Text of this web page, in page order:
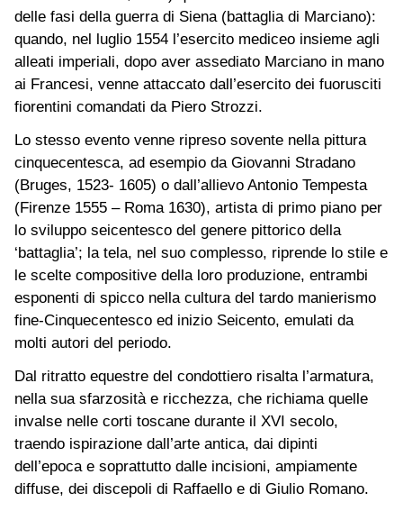
delle fasi della guerra di Siena (battaglia di Marciano):
quando, nel luglio 1554 l’esercito mediceo insieme agli
alleati imperiali, dopo aver assediato Marciano in mano
ai Francesi, venne attaccato dall’esercito dei fuorusciti
fiorentini comandati da Piero Strozzi.
Lo stesso evento venne ripreso sovente nella pittura
cinquecentesca, ad esempio da Giovanni Stradano
(Bruges, 1523- 1605) o dall’allievo Antonio Tempesta
(Firenze 1555 – Roma 1630), artista di primo piano per
lo sviluppo seicentesco del genere pittorico della
‘battaglia’; la tela, nel suo complesso, riprende lo stile e
le scelte compositive della loro produzione, entrambi
esponenti di spicco nella cultura del tardo manierismo
fine-Cinquecentesco ed inizio Seicento, emulati da
molti autori del periodo.
Dal ritratto equestre del condottiero risalta l’armatura,
nella sua sfarzosità e ricchezza, che richiama quelle
invalse nelle corti toscane durante il XVI secolo,
traendo ispirazione dall’arte antica, dai dipinti
dell’epoca e soprattutto dalle incisioni, ampiamente
diffuse, dei discepoli di Raffaello e di Giulio Romano.